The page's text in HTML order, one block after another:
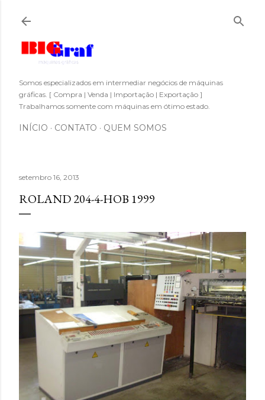
Somos especializados em intermediar negócios de máquinas
gráficas. [ Compra | Venda | Importação | Exportação ]
Trabalhamos somente com máquinas em ótimo estado.
INÍCIO CONTATO QUEM SOMOS
setembro 16, 2013
ROLAND 204-4-HOB 1999